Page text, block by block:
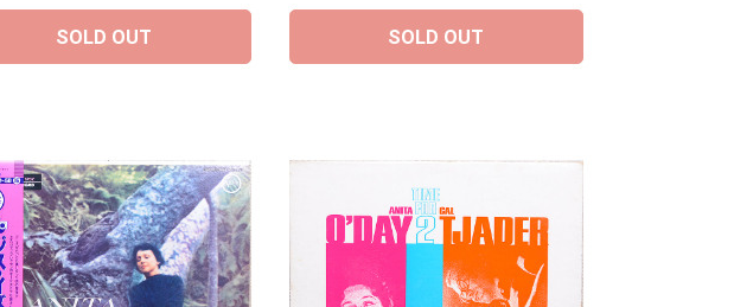
SOLD OUT SOLD OUT